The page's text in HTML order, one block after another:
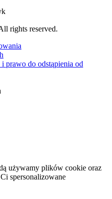
rights reserved.
prawo do odstąpienia od
używamy plików cookie oraz
spersonalizowane